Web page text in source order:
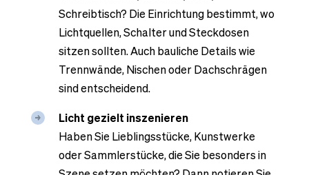
Schreibtisch? Die Einrichtung bestimmt, wo
Lichtquellen, Schalter und Steckdosen
sitzen sollten. Auch bauliche Details wie
Trennwände, Nischen oder Dachschrägen
sind entscheidend.
Licht gezielt inszenieren
Haben Sie Lieblingsstücke, Kunstwerke
oder Sammlerstücke, die Sie besonders in